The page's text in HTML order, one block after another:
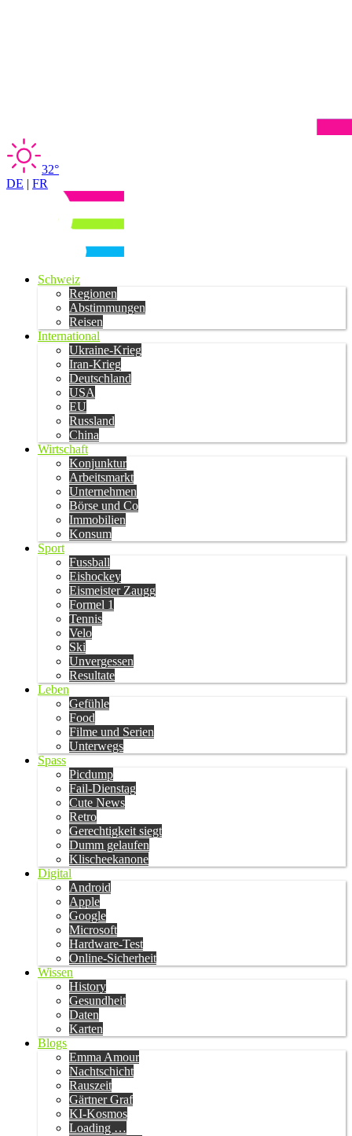
32°
DE | FR
Schweiz
Regionen
Abstimmungen
Reisen
International
Ukraine-Krieg
Iran-Krieg
Deutschland
USA
EU
Russland
China
Wirtschaft
Konjunktur
Arbeitsmarkt
Unternehmen
Börse und Co
Immobilien
Konsum
Sport
Fussball
Eishockey
Eismeister Zaugg
Formel 1
Tennis
Velo
Ski
Unvergessen
Resultate
Leben
Gefühle
Food
Filme und Serien
Unterwegs
Spass
Picdump
Fail-Dienstag
Cute News
Retro
Gerechtigkeit siegt
Dumm gelaufen
Klischeekanone
Digital
Android
Apple
Google
Microsoft
Hardware-Test
Online-Sicherheit
Wissen
History
Gesundheit
Daten
Karten
Blogs
Emma Amour
Nachtschicht
Rauszeit
Gärtner Graf
KI-Kosmos
Loading …